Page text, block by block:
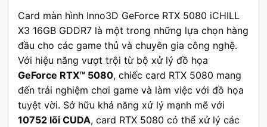
Card màn hình Inno3D GeForce RTX 5080 iCHILL
X3 16GB GDDR7 là một trong những lựa chọn hàng
đầu cho các game thủ và chuyên gia công nghệ.
Với hiệu năng vượt trội từ bộ xử lý đồ họa
GeForce RTX™ 5080, chiếc card RTX 5080 mang
đến trải nghiệm chơi game và làm việc với đồ họa
tuyệt vời. Sở hữu khả năng xử lý mạnh mẽ với
10752 lõi CUDA, card RTX 5080 có thể xử lý các